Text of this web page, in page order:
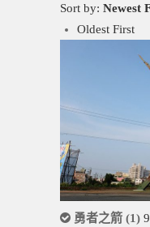
Sort by: Newest
Oldest First
勇者之箭 (1)